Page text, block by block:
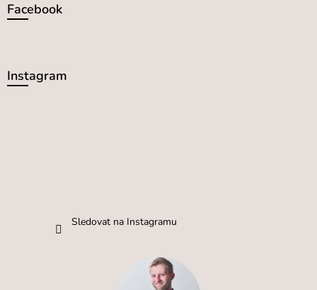
Facebook
Instagram
Sledovat na Instagramu